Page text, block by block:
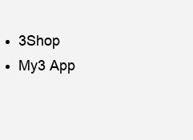
3Shop
My3 App